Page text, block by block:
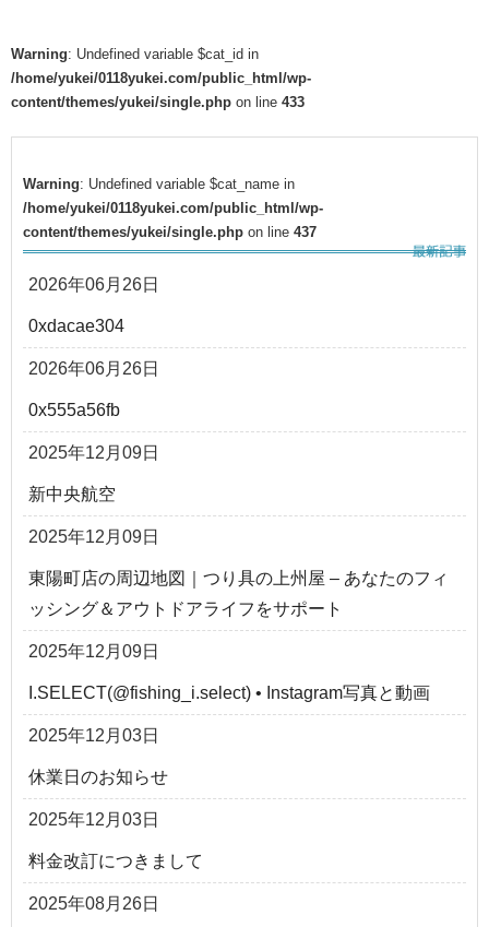
Warning: Undefined variable $cat_id in
/home/yukei/0118yukei.com/public_html/wp-
content/themes/yukei/single.php on line 433
Warning: Undefined variable $cat_name in
/home/yukei/0118yukei.com/public_html/wp-
content/themes/yukei/single.php on line 437
2026年06月26日
0xdacae304
2026年06月26日
0x555a56fb
2025年12月09日
新中央航空
2025年12月09日
東陽町店の周辺地図｜つり具の上州屋 – あなたのフィ
ッシング＆アウトドアライフをサポート
2025年12月09日
I.SELECT(@fishing_i.select) • Instagram写真と動画
2025年12月03日
休業日のお知らせ
2025年12月03日
料金改訂につきまして
2025年08月26日